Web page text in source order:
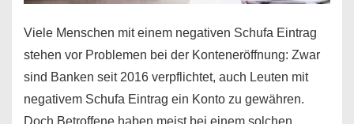
Viele Menschen mit einem negativen Schufa Eintrag
stehen vor Problemen bei der Konteneröffnung: Zwar
sind Banken seit 2016 verpflichtet, auch Leuten mit
negativem Schufa Eintrag ein Konto zu gewähren.
Doch Betroffene haben meist bei einem solchen